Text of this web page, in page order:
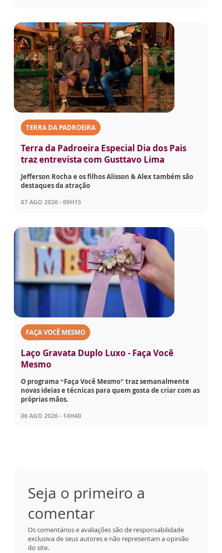
TERRA DA PADROEIRA
Terra da Padroeira Especial Dia dos Pais
traz entrevista com Gusttavo Lima
Jefferson Rocha e os filhos Alisson & Alex também são
destaques da atração
07 AGO 2026 - 09H15
FAÇA VOCÊ MESMO
Laço Gravata Duplo Luxo - Faça Você
Mesmo
O programa “Faça Você Mesmo” traz semanalmente
novas ideias e técnicas para quem gosta de criar com as
próprias mãos.
06 AGO 2026 - 14H40
Seja o primeiro a
comentar
Os comentários e avaliações são de responsabilidade
exclusiva de seus autores e não representam a opinião
do site.